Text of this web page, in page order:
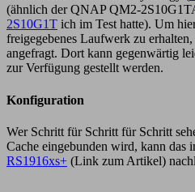
(ähnlich der QNAP QM2-
2S10G1T ich im Test hatte). Um
freigegebenes Laufwerk zu
angefragt. Dort kann gegenwärtig
zur Verfügung gestellt werden.
Konfiguration
Wer Schritt für Schritt für Schritt
Cache eingebunden wird, kann das
RS1916xs+ (Link zum Artikel)